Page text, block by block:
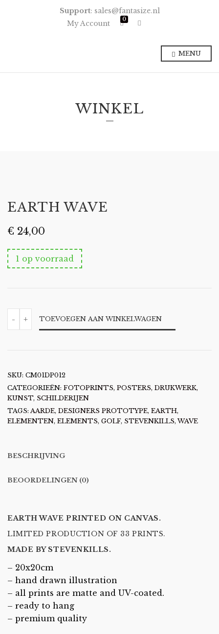
Support: sales@fantasize.nl
My Account
0 E
r
s
MENU
WINKEL
EARTH WAVE
€ 24,00
1 op voorraad
-
WAVE
AANTAL
+ TOEVOEGEN AAN WINKELWAGEN
SKU: CM01DP012
CATEGORIEËN: FOTOPRINTS, POSTERS, DRUKWERK,
KUNST, SCHILDERIJEN
TAGS:AARDE, DESIGNERS PROTOTYPE, EARTH,
ELEMENTEN, ELEMENTS, GOLF, STEVENKILLS,WAVE
BESCHRIJVING
BEOORDELINGEN (0)
EARTH WAVE PRINTED ON CANVAS.
LIMITED PRODUCTION OF 33 PRINTS.
MADE BY STEVENKILLS.
– 20x20cm
– hand drawn illustration
– all prints are matte and UV-coated.
– ready to hang
– premium quality